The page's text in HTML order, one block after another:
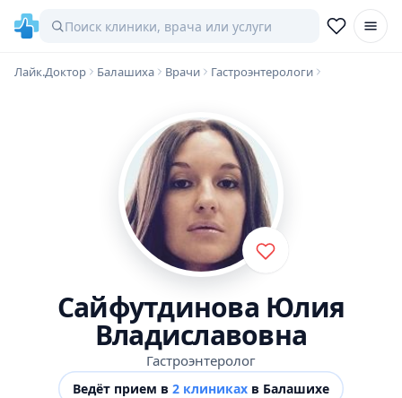
Лайк.Доктор Балашиха Врачи Гастроэнтерологи
Сайфутдинова Юлия
Владиславовна
Гастроэнтеролог
Ведёт прием в 2 клиниках в Балашихе